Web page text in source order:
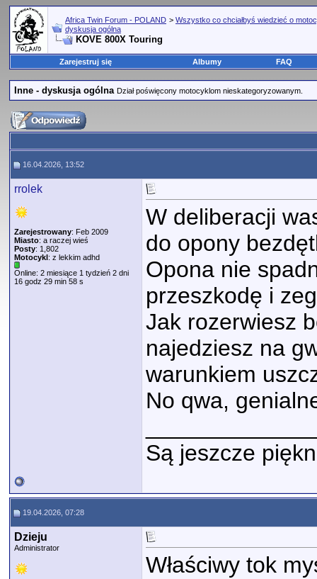
Africa Twin Forum - POLAND > Wszystko co chciałbyś wiedzieć o
dyskusja ogólna
KOVE 800X Touring
Zarejestruj się Albumy FAQ
Inne - dyskusja ogólna Dział poświęcony motocyklom nieskategoryzowanym.
16.04.2026, 13:52
rrolek
Zarejestrowany: Feb 2009
Miasto: a raczej wieś
Posty: 1,802
Motocykl: z lekkim adhd
Online: 2 miesiące 1 tydzień 2 dni
16 godz 29 min 58 s
W deliberacji
do opony
Opona nie
przeszkodę i
Jak rozerwiesz
najedziesz na
warunkiem
No qwa,
Są jeszcze
19.04.2026, 07:28
Dzieju
Administrator
Właściwy tok